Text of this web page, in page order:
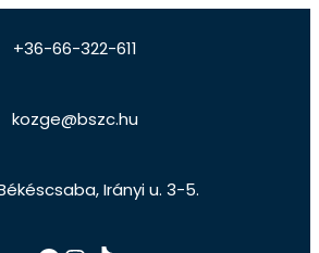
+36-66-322-611
kozge@bszc.hu
Irányi u. 3-5.